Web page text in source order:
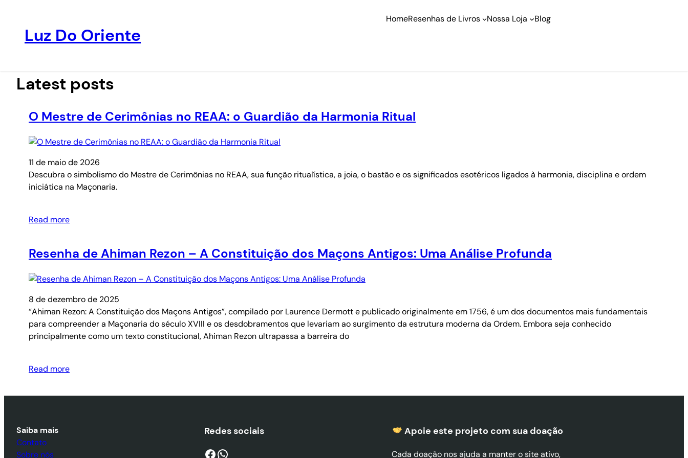
conteúdo
Luz Do Oriente
HomeResenhas de Livros Nossa Loja Blog
Latest posts
O Mestre de Cerimônias no REAA: o Guardião da Harmonia Ritual
11 de maio de 2026
Descubra o simbolismo do Mestre de Cerimônias no REAA, sua função ritualística, a joia, o bastão e os significados esotéricos ligados à harmonia, disciplina e ordem
iniciática na Maçonaria.
Read more
Resenha de Ahiman Rezon – A Constituição dos Maçons Antigos: Uma Análise Profunda
8 de dezembro de 2025
“Ahiman Rezon: A Constituição dos Maçons Antigos”, compilado por Laurence Dermott e publicado originalmente em 1756, é um dos documentos mais fundamentais
para compreender a Maçonaria do século XVIII e os desdobramentos que levariam ao surgimento da estrutura moderna da Ordem. Embora seja conhecido
principalmente como um texto constitucional, Ahiman Rezon ultrapassa a barreira do
Read more
Saiba mais
Contato
Sobre nós
Redes sociais
Facebook WhatsApp
Apoie este projeto com sua doação
Cada doação nos ajuda a manter o site ativo,